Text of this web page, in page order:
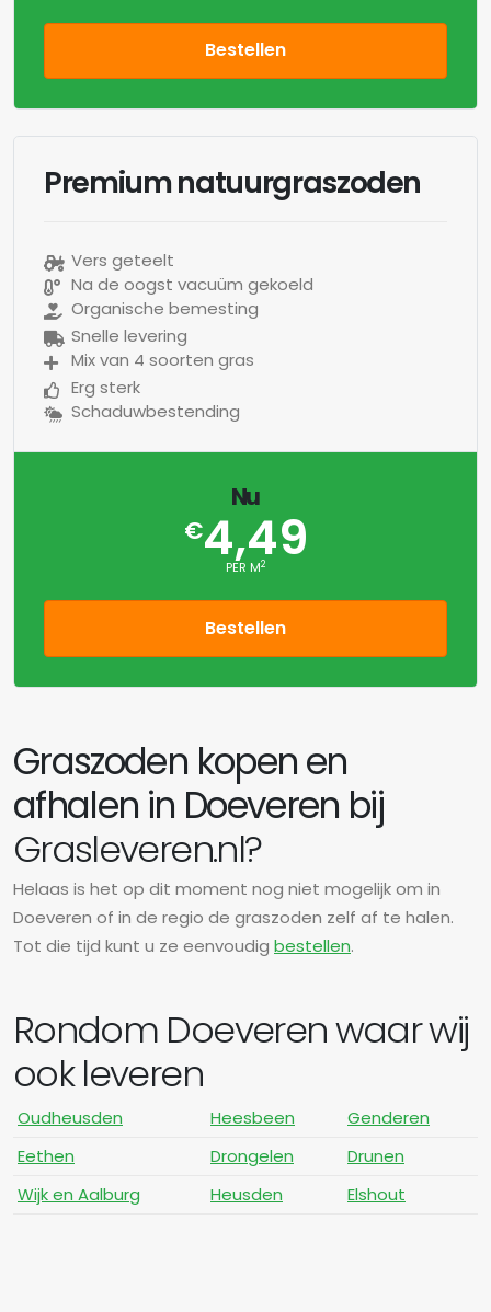
Bestellen
Premium natuurgraszoden
Vers geteelt
Na de oogst vacuüm gekoeld
Organische bemesting
Snelle levering
Mix van 4 soorten gras
Erg sterk
Schaduwbestending
Nu
€4,49
PER M2
Bestellen
Graszoden kopen en
afhalen in Doeveren bij
Grasleveren.nl?
Helaas is het op dit moment nog niet mogelijk om in
Doeveren of in de regio de graszoden zelf af te halen.
Tot die tijd kunt u ze eenvoudig bestellen.
Rondom Doeveren waar wij
ook leveren
Oudheusden Heesbeen
Genderen
Eethen
Drongelen
Drunen
Wijk en Aalburg
Heusden Elshout